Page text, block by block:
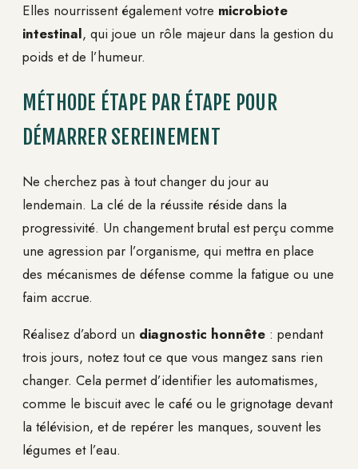
Elles nourrissent également votre microbiote
intestinal, qui joue un rôle majeur dans la gestion du
poids et de l’humeur.
MÉTHODE ÉTAPE PAR ÉTAPE POUR
DÉMARRER SEREINEMENT
Ne cherchez pas à tout changer du jour au
lendemain. La clé de la réussite réside dans la
progressivité. Un changement brutal est perçu comme
une agression par l’organisme, qui mettra en place
des mécanismes de défense comme la fatigue ou une
faim accrue.
Réalisez d’abord un diagnostic honnête : pendant
trois jours, notez tout ce que vous mangez sans rien
changer. Cela permet d’identifier les automatismes,
comme le biscuit avec le café ou le grignotage devant
la télévision, et de repérer les manques, souvent les
légumes et l’eau.